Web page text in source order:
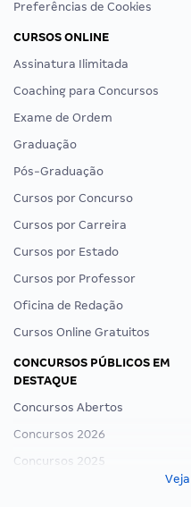
Preferências de Cookies
CURSOS ONLINE
Assinatura Ilimitada
Coaching para Concursos
Exame de Ordem
Graduação
Pós-Graduação
Cursos por Concurso
Cursos por Carreira
Cursos por Estado
Cursos por Professor
Oficina de Redação
Cursos Online Gratuitos
CONCURSOS PÚBLICOS EM
DESTAQUE
Concursos Abertos
Concursos 2026
Concursos 2025